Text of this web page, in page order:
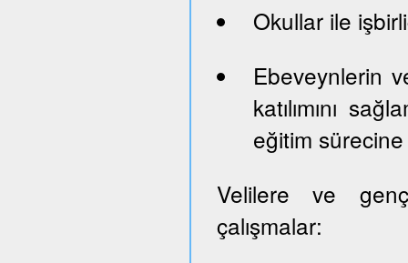
Okullar ile
Ebeveynlerin
katılımını
eğitim sürecine
Velilere ve
çalışmalar: